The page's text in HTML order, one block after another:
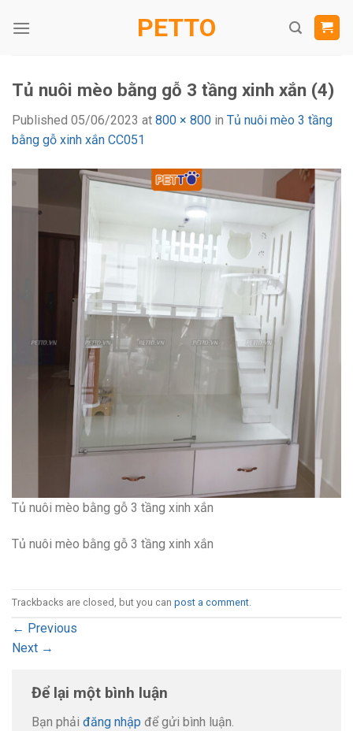
PETTO
Tủ nuôi mèo bằng gỗ 3 tầng xinh xắn (4)
Published 05/06/2023 at 800 × 800 in Tủ nuôi mèo 3 tầng
bằng gỗ xinh xắn CC051
Tủ nuôi mèo bằng gỗ 3 tầng xinh xắn
Tủ nuôi mèo bằng gỗ 3 tầng xinh xắn
Trackbacks are closed, but you can post a comment.
← Previous
Next →
Để lại một bình luận
Bạn phải đăng nhập để gửi bình luận.